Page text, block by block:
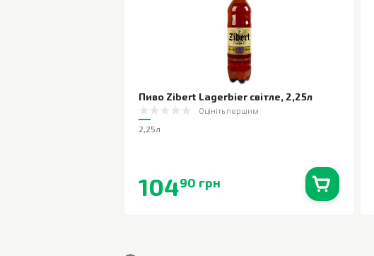
Пиво Zibert Lagerbier світле, 2,25л
Оцініть першим
2,25л
10490 грн